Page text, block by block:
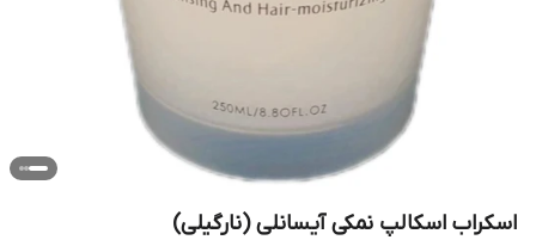
اسکراب اسکالپ نمکی آیسانلی (نارگیلی)